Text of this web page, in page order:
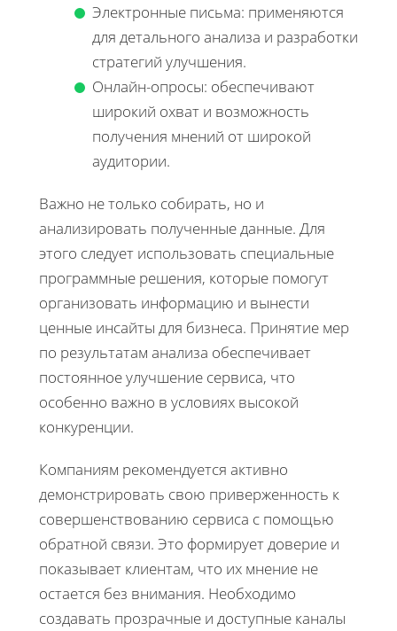
Электронные письма: применяются
для детального анализа и разработки
стратегий улучшения.
Онлайн-опросы: обеспечивают
широкий охват и возможность
получения мнений от широкой
аудитории.
Важно не только собирать, но и
анализировать полученные данные. Для
этого следует использовать специальные
программные решения, которые помогут
организовать информацию и вынести
ценные инсайты для бизнеса. Принятие мер
по результатам анализа обеспечивает
постоянное улучшение сервиса, что
особенно важно в условиях высокой
конкуренции.
Компаниям рекомендуется активно
демонстрировать свою приверженность к
совершенствованию сервиса с помощью
обратной связи. Это формирует доверие и
показывает клиентам, что их мнение не
остается без внимания. Необходимо
создавать прозрачные и доступные каналы